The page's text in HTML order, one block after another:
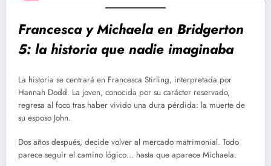
Francesca y Michaela en Bridgerton
5: la historia que nadie imaginaba
La historia se centrará en Francesca Stirling, interpretada por
Hannah Dodd. La joven, conocida por su carácter reservado,
regresa al foco tras haber vivido una dura pérdida: la muerte de
su esposo John.
Dos años después, decide volver al mercado matrimonial. Todo
parece seguir el camino lógico… hasta que aparece Michaela.